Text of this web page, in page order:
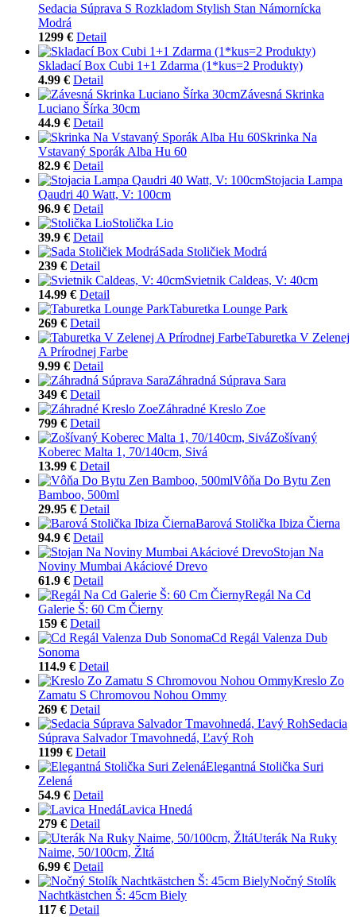
Sedacia Súprava S Rozkladom Stylish Stan Námornícka
Modrá
1299 € Detail
Skladací Box Cubi 1+1 Zdarma (1*kus=2 Produkty)
4.99 € Detail
Závesná Skrinka
Luciano Šírka 30cm
44.9 € Detail
Skrinka Na
Vstavaný Sporák Alba Hu 60
82.9 € Detail
Stojacia Lampa
Qaudri 40 Watt, V: 100cm
96.9 € Detail
Stolička Lio
39.9 € Detail
Sada Stoličiek Modrá
239 € Detail
Svietnik Caldeas, V: 40cm
14.99 € Detail
Taburetka Lounge Park
269 € Detail
Taburetka V Zelenej
A Prírodnej Farbe
9.99 € Detail
Záhradná Súprava Sara
349 € Detail
Záhradné Kreslo Zoe
799 € Detail
Zošívaný
Koberec Malta 1, 70/140cm, Sivá
13.99 € Detail
Vôňa Do Bytu Zen
Bamboo, 500ml
29.95 € Detail
Barová Stolička Ibiza Čierna
94.9 € Detail
Stojan Na
Noviny Mumbai Akáciové Drevo
61.9 € Detail
Regál Na Cd
Galerie Š: 60 Cm Čierny
159 € Detail
Cd Regál Valenza Dub
Sonoma
114.9 € Detail
Kreslo Zo
Zamatu S Chromovou Nohou Ommy
269 € Detail
Sedacia
Súprava Salvador Tmavohnedá, Ľavý Roh
1199 € Detail
Elegantná Stolička Suri
Zelená
54.9 € Detail
Lavica Hnedá
279 € Detail
Uterák Na Ruky
Naime, 50/100cm, Žltá
6.99 € Detail
Nočný Stolík
Nachtkästchen Š: 45cm Biely
117 € Detail